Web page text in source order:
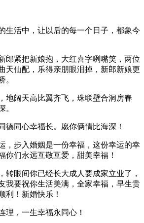
生活中，让以后的每一个日子，都象今
郎紧把新娘抱，大红喜字咧嘴笑，两位
天仙配，乐得亲朋眼泪掉，新郎新娘更
。
地阔天高比翼齐飞，珠联壁合洞房春
。
德同心幸福长。愿你俩情比海深！
，步入婚姻是一份幸福，这份幸运的幸
你们永远互敬互爱，甜美幸福！
转眼间你已经长大成人要成家立业了，
我要祝你生活美满，全家幸福，早生贵
利！新婚快乐！
理，一生幸福永同心！